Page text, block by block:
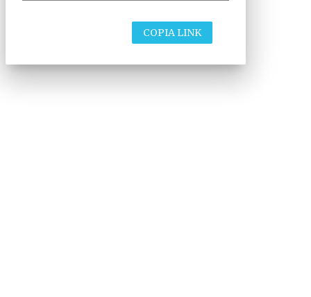
COPIA LINK